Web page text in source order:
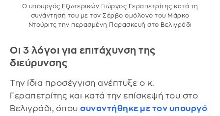
Ο υπουργός Εξωτερικών Γιώργος Γεραπετρίτης κατά τη
συνάντησή του με τον Σέρβο ομόλογό του Μάρκο
Ντούριτς την περασμένη Παρασκευή στο Βελιγράδι
Οι 3 λόγοι για επιτάχυνση της
διεύρυνσης
Την ίδια προσέγγιση ανέπτυξε ο κ.
Γεραπετρίτης και κατά την επίσκεψή του στο
Βελιγράδι, όπου συναντήθηκε με τον υπουργό